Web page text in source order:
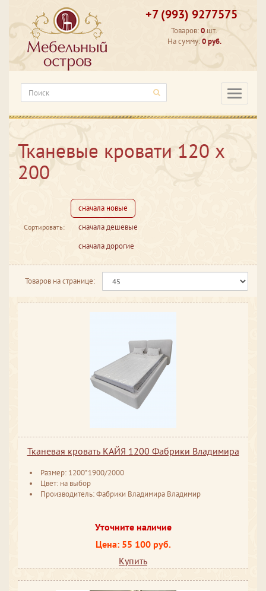
+7 (993) 9277575
Товаров:0 шт.
На сумму:0 руб.
Тканевые кровати 120 х
200
Сортировать:
сначала новые
сначала дешевые
сначала дорогие
Товаров на странице:
Тканевая кровать КАЙЯ 1200 Фабрики Владимира
Размер: 1200*1900/2000
Цвет: на выбор
Производитель: Фабрики Владимира Владимир
Уточните наличие
Цена: 55 100 руб.
Купить